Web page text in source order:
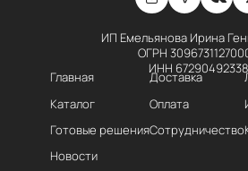
ИП Емельянова Ирина
ОГРН
ИНН
Главная
Каталог
Готовые решения
Новости
Доставка
Оплата
Сотрудничество